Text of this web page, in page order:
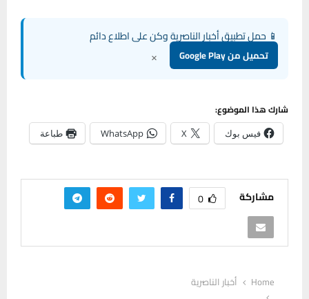
📱 حمل تطبيق أخبار الناصرية وكن على اطلاع دائم
تحميل من Google Play ×
شارك هذا الموضوع:
فيس بوك X
WhatsApp طباعة
مشاركة 0
Home
أخبار الناصرية